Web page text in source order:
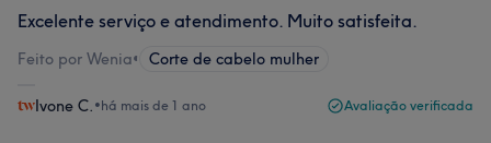
Excelente serviço e atendimento. Muito satisfeita.
Feito por Wenia• Corte de cabelo mulher
Ivone C. •há mais de 1 ano Avaliação verificada